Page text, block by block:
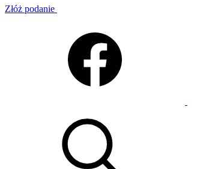
Złóż podanie